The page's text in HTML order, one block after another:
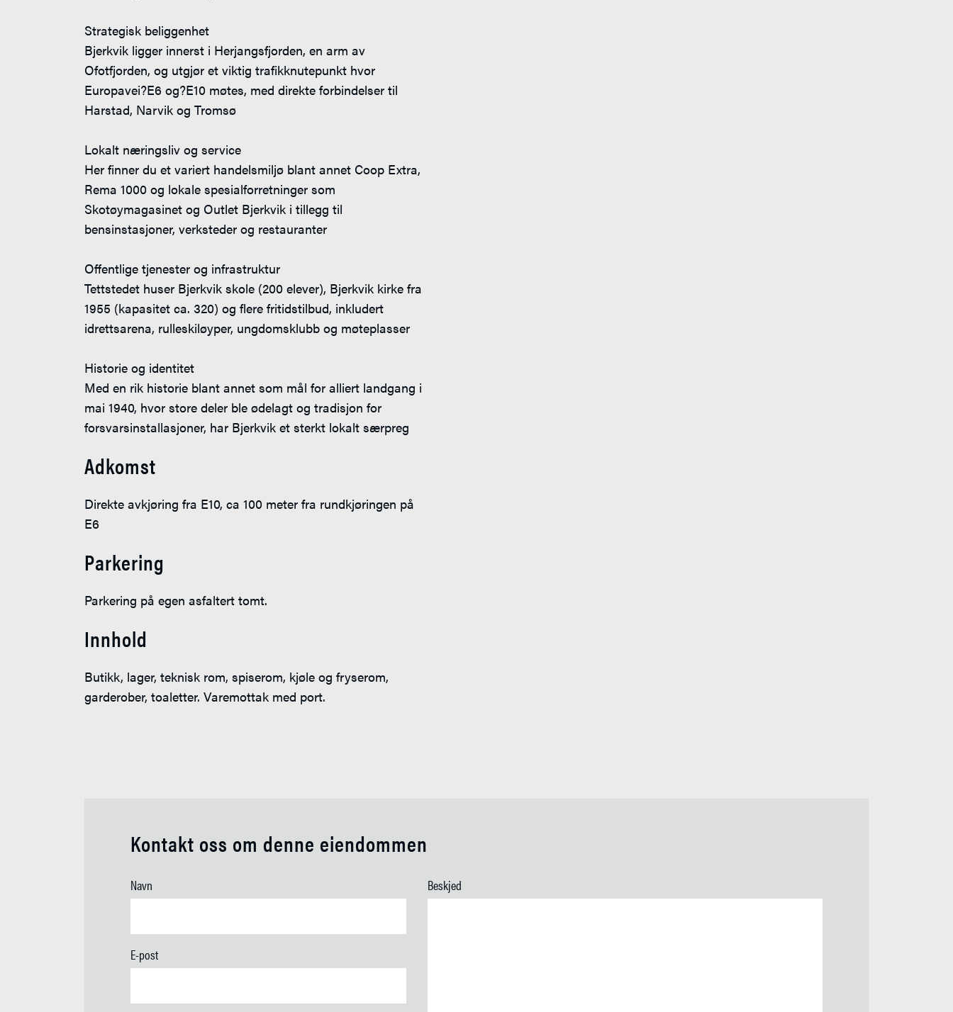
Strategisk beliggenhet
Bjerkvik ligger innerst i Herjangsfjorden, en arm av
Ofotfjorden, og utgjør et viktig trafikknutepunkt hvor
Europavei?E6 og?E10 møtes, med direkte forbindelser til
Harstad, Narvik og Tromsø
Lokalt næringsliv og service
Her finner du et variert handelsmiljø blant annet Coop Extra,
Rema 1000 og lokale spesialforretninger som
Skotøymagasinet og Outlet Bjerkvik i tillegg til
bensinstasjoner, verksteder og restauranter
Offentlige tjenester og infrastruktur
Tettstedet huser Bjerkvik skole (200 elever), Bjerkvik kirke fra
1955 (kapasitet ca. 320) og flere fritidstilbud, inkludert
idrettsarena, rulleskiløyper, ungdomsklubb og møteplasser
Historie og identitet
Med en rik historie blant annet som mål for alliert landgang i
mai 1940, hvor store deler ble ødelagt og tradisjon for
forsvarsinstallasjoner, har Bjerkvik et sterkt lokalt særpreg
Adkomst
Direkte avkjøring fra E10, ca 100 meter fra rundkjøringen på
E6
Parkering
Parkering på egen asfaltert tomt.
Innhold
Butikk, lager, teknisk rom, spiserom, kjøle og fryserom,
garderober, toaletter. Varemottak med port.
Kontakt oss om denne eiendommen
Navn
E-post
Beskjed